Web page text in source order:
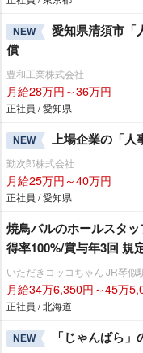
NEW
愛知県清須市「
償
豊和工業株式会社
月給28万円～36万円
正社員 / 愛知県
NEW 上場企業の「人
勤次郎株式会社
月給25万円～40万円
正社員 / 愛知県
焼鳥バルのホールスタ
得率100%/賞与年3回 規
いただきコッコちゃん JR琴似
月給34万6,350円～45万
正社員 / 北海道
NEW 「じゃんぱら」